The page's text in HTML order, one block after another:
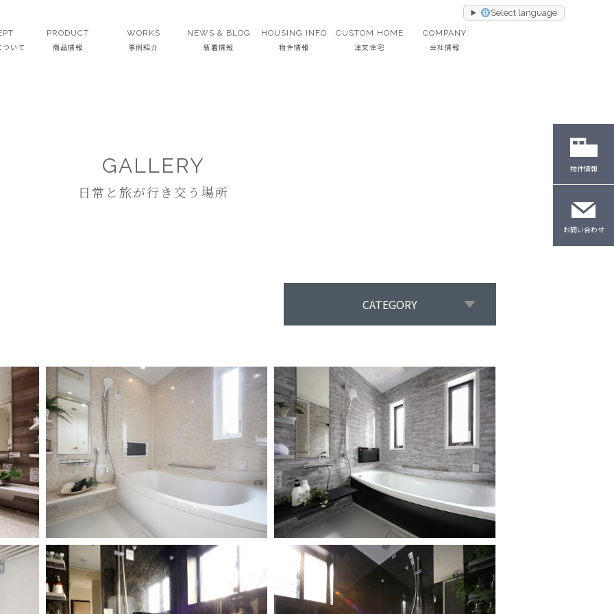
Select language
ついて
PRODUCT
商品情報
WORKS
事例紹介
NEWS & BLOG
新着情報
HOUSING INFO
物件情報
CUSTOM HOME
注文住宅
COMPANY
会社情報
GALLERY
日常と旅が行き交う場所
CATEGORY
物件情報
お問い合わせ